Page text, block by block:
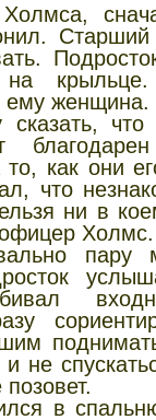
на
ему женщина.
сказать, что
то, как они
что
ни в
Холмс.
пару
не
в